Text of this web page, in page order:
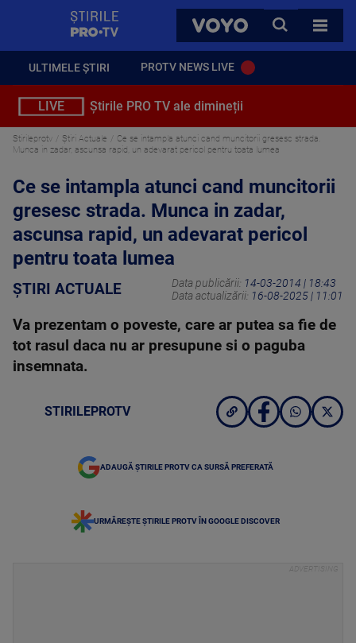
VOYO
CAUTA
TOATE
ULTIMELE ȘTIRI PROTV NEWS LIVE
LIVE Știrile PRO TV ale dimineții
Stirileprotv Știri Actuale
Ce se intampla atunci cand muncitorii gresesc strada.
Munca in zadar, ascunsa rapid, un adevarat pericol pentru toata lumea
Ce se intampla atunci cand muncitorii
gresesc strada. Munca in zadar,
ascunsa rapid, un adevarat pericol
pentru toata lumea
ȘTIRI ACTUALE Data publicării: 14-03-2014 | 18:43
Data actualizării: 16-08-2025 | 11:01
Va prezentam o poveste, care ar putea sa fie de
tot rasul daca nu ar presupune si o paguba
insemnata.
STIRILEPROTV
ADAUGĂ ȘTIRILE PROTV CA SURSĂ PREFERATĂ
URMĂREȘTE ȘTIRILE PROTV ÎN GOOGLE DISCOVER